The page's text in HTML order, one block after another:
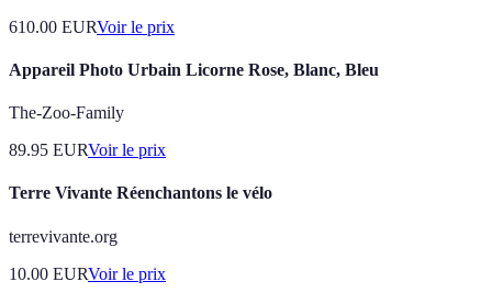
610.00 EURVoir le prix
Appareil Photo Urbain Licorne Rose, Blanc, Bleu
The-Zoo-Family
89.95 EURVoir le prix
Terre Vivante Réenchantons le vélo
terrevivante.org
10.00 EURVoir le prix